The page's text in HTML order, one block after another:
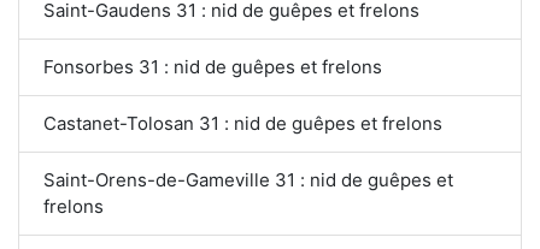
Saint-Gaudens 31 : nid de guêpes et frelons
Fonsorbes 31 : nid de guêpes et frelons
Castanet-Tolosan 31 : nid de guêpes et frelons
Saint-Orens-de-Gameville 31 : nid de guêpes et
frelons